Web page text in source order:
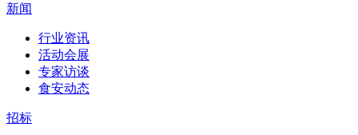
新闻
行业资讯
活动会展
专家访谈
食安动态
招标